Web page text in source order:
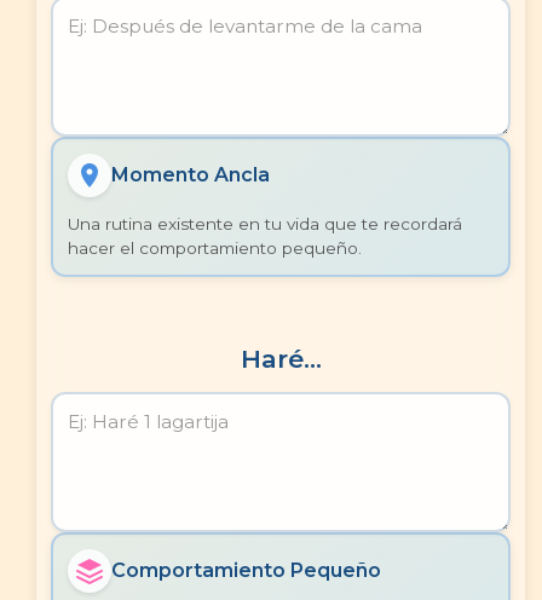
Momento Ancla
Una rutina existente en tu vida que te recordará
hacer el comportamiento pequeño.
Haré...
Comportamiento Pequeño